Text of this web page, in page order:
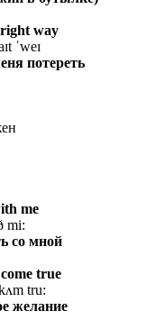
way
ˈweɪ
потереть
me
mi:
со мной
true
kʌm tru:
желание